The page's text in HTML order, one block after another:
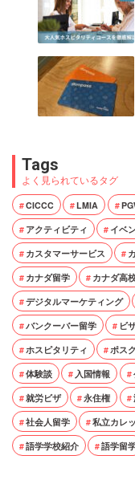
Tags
よく見られているタグ
CICCC LMIA
アクティビティ
イベ
カスタマーサービス
カナダ留学
カナダ高
デジタルマーケティング
バンクーバー留学
ビ
ホスピタリティ
ポス
体験談
入国情報
就労ビザ
永住権
社会人留学
私立カレ
語学学校紹介
語学留